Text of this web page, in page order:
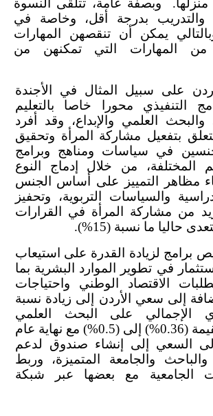
والتدريب بدرجة أقل، وخاصة في
يمكن أن تنقصهن المهارات
من المهارات التي تمكنهن من
على سبيل المثال في الأجندة
التنفيذي محورا خاصا بالتعليم
والبحث العلمي والإبداع، وقد أفرد
بتفعيل مشاركة المرأة وتحقيق
في سياسات ومناهج وبرامج
المختلفة، من خلال إدماج النوع
مظاهر التمييز على أساس الجنس
والسياسات التربوية، وتحفيز
من مشاركة المرأة في القرارات
حاليا ما نسبة (15%).
برامج لزيادة القدرة على استيعاب
في تطوير الموارد البشرية بما
الاقتصاد الوطني واحتياجات
إلى سعي الأردن إلى زيادة نسبة
الإجمالي على البحث العلمي
والتطوير من القيمة (0.36%) إلى (0.5%) مع نهاية عام
إلى السعي إلى إنشاء صندوق لدعم
والجامعة المتميزة، وربط
الجامعية مع بعضها عبر شبكة